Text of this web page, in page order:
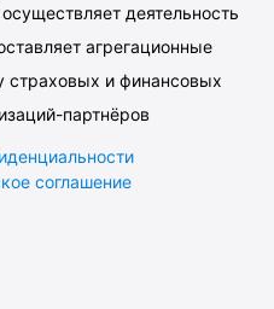
деятельность
агрегационные
страховых и финансовых
партнёров
соглашение